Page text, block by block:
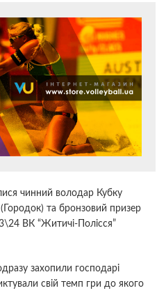
чинний володар Кубку
та бронзовий призер
ВК “Житичі-Полісся”
захопили господарі
свій темп гри до якого